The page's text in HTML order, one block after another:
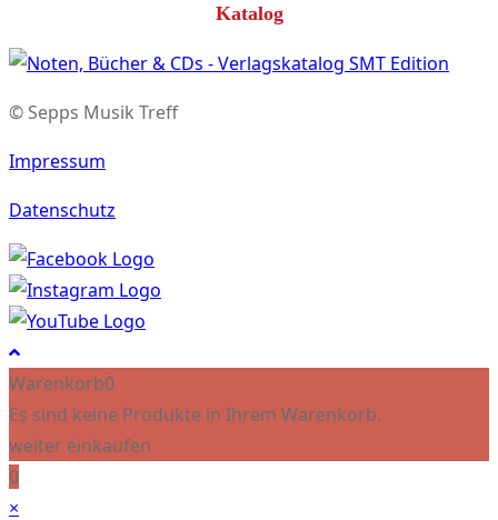
Katalog
© Sepps Musik Treff
Impressum
Datenschutz
Warenkorb0
Es sind keine Produkte in Ihrem Warenkorb.
weiter einkaufen
0
×